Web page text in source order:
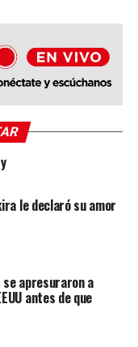
aunque dos de
puede haber
Nuestros perros
con
Monteiro a la
entre la
calles de los
las labores
testigos,
las 2.00 hora
le declaró su amor
apresuraron a
antes de que